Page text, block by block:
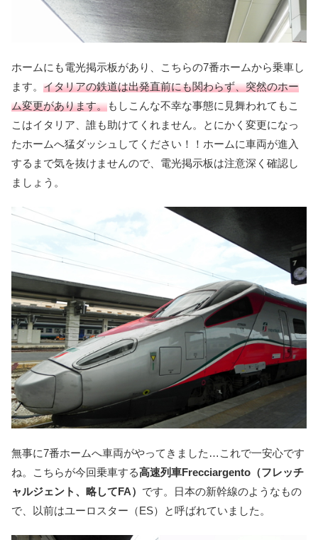
ホームにも電光掲示板があり、こちらの7番ホームから乗車し
ます。 イタリアの鉄道は出発直前にも関わらず、突然のホー
ム変更があります。もしこんな不幸な事態に見舞われてもこ
こはイタリア、誰も助けてくれません。とにかく変更になっ
たホームへ猛ダッシュしてください！！ホームに車両が進入
するまで気を抜けませんので、電光掲示板は注意深く確認し
ましょう。
無事に7番ホームへ車両がやってきました…これで一安心です
ね。こちらが今回乗車する高速列車Frecciargento（フレッチ
ャルジェント、略してFA） です。日本の新幹線のようなもの
で、以前はユーロスター（ES）と呼ばれていました。